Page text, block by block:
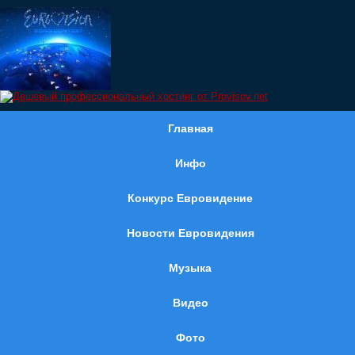
Главная
Инфо
Конкурс Евровидение
Новости Евровидения
Музыка
Видео
Фото